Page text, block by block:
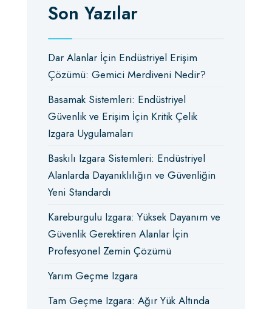
Son Yazılar
Dar Alanlar İçin Endüstriyel Erişim
Çözümü: Gemici Merdiveni Nedir?
Basamak Sistemleri: Endüstriyel
Güvenlik ve Erişim İçin Kritik Çelik
Izgara Uygulamaları
Baskılı Izgara Sistemleri: Endüstriyel
Alanlarda Dayanıklılığın ve Güvenliğin
Yeni Standardı
Kareburgulu Izgara: Yüksek Dayanım ve
Güvenlik Gerektiren Alanlar İçin
Profesyonel Zemin Çözümü
Yarım Geçme Izgara
Tam Geçme Izgara: Ağır Yük Altında